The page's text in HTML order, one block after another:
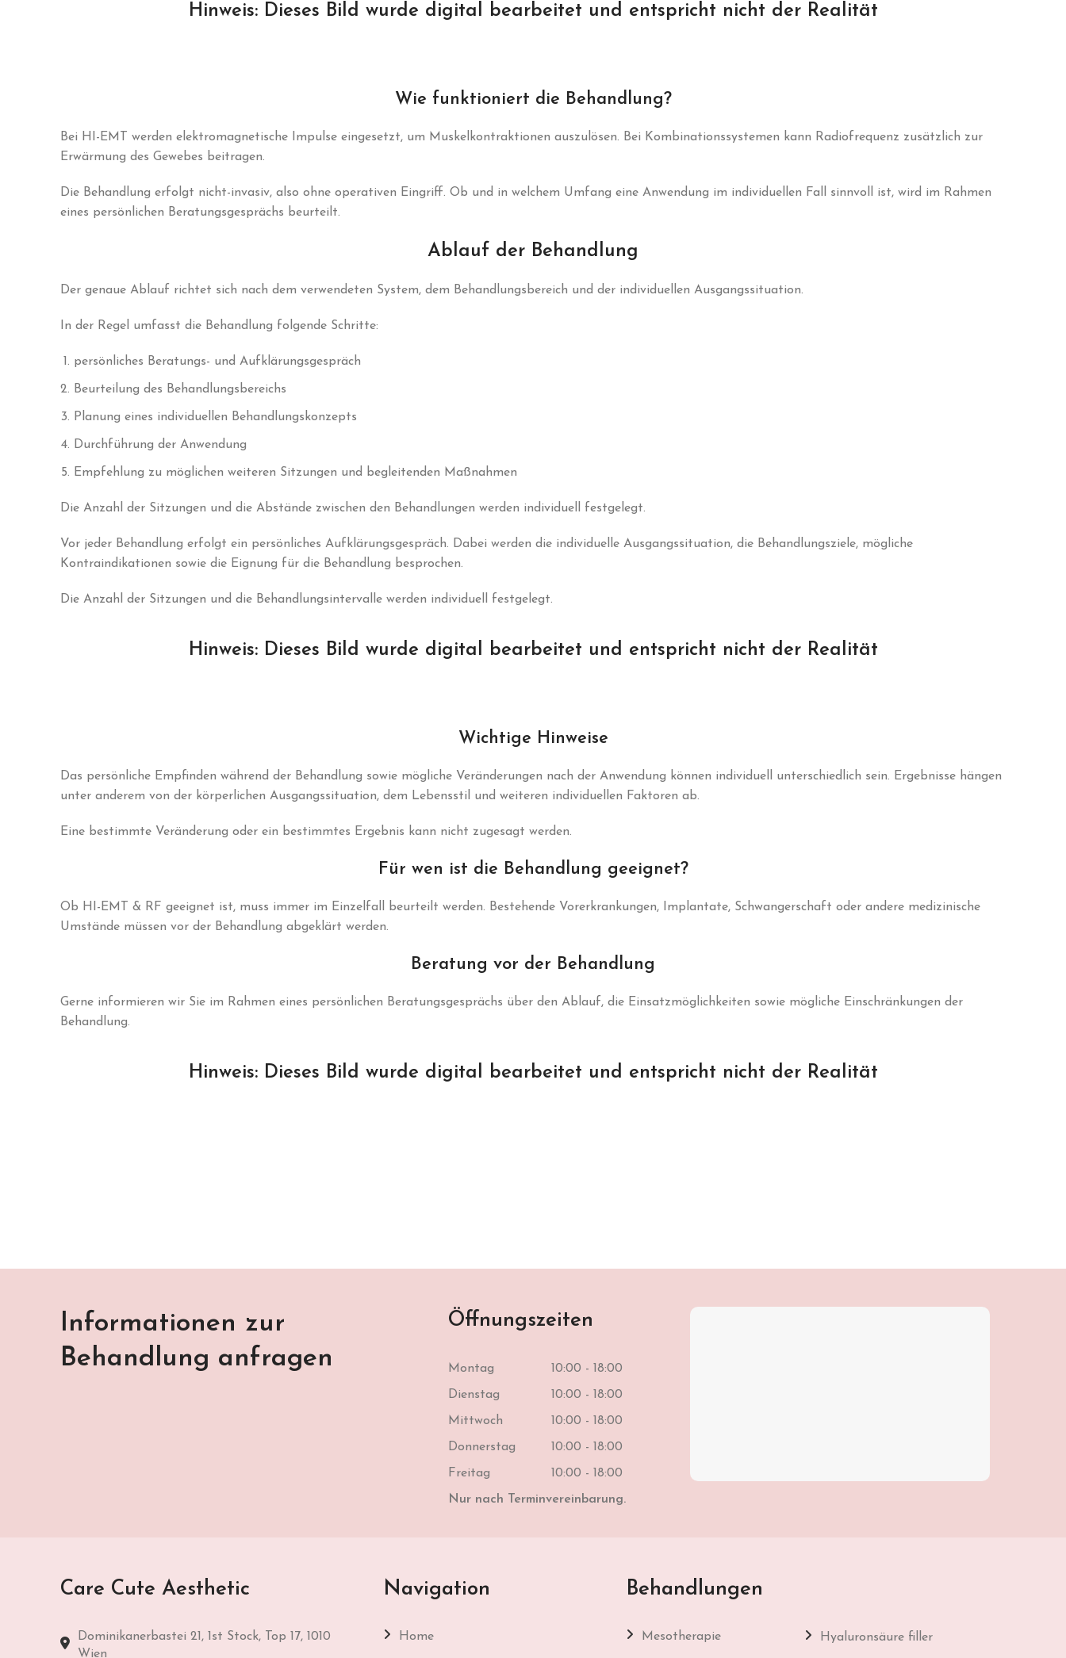
Hinweis: Dieses Bild wurde digital bearbeitet und entspricht nicht der Realität
Wie funktioniert die Behandlung?
Bei HI-EMT werden elektromagnetische Impulse eingesetzt, um Muskelkontraktionen auszulösen. Bei Kombinationssystemen kann Radiofrequenz zusätzlich zur
Erwärmung des Gewebes beitragen.
Die Behandlung erfolgt nicht-invasiv, also ohne operativen Eingriff. Ob und in welchem Umfang eine Anwendung im individuellen Fall sinnvoll ist, wird im Rahmen
eines persönlichen Beratungsgesprächs beurteilt.
Ablauf der Behandlung
Der genaue Ablauf richtet sich nach dem verwendeten System, dem Behandlungsbereich und der individuellen Ausgangssituation.
In der Regel umfasst die Behandlung folgende Schritte:
persönliches Beratungs- und Aufklärungsgespräch
Beurteilung des Behandlungsbereichs
Planung eines individuellen Behandlungskonzepts
Durchführung der Anwendung
Empfehlung zu möglichen weiteren Sitzungen und begleitenden Maßnahmen
Die Anzahl der Sitzungen und die Abstände zwischen den Behandlungen werden individuell festgelegt.
Vor jeder Behandlung erfolgt ein persönliches Aufklärungsgespräch. Dabei werden die individuelle Ausgangssituation, die Behandlungsziele, mögliche
Kontraindikationen sowie die Eignung für die Behandlung besprochen.
Die Anzahl der Sitzungen und die Behandlungsintervalle werden individuell festgelegt.
Hinweis: Dieses Bild wurde digital bearbeitet und entspricht nicht der Realität
Wichtige Hinweise
Das persönliche Empfinden während der Behandlung sowie mögliche Veränderungen nach der Anwendung können individuell unterschiedlich sein. Ergebnisse hängen
unter anderem von der körperlichen Ausgangssituation, dem Lebensstil und weiteren individuellen Faktoren ab.
Eine bestimmte Veränderung oder ein bestimmtes Ergebnis kann nicht zugesagt werden.
Für wen ist die Behandlung geeignet?
Ob HI-EMT & RF geeignet ist, muss immer im Einzelfall beurteilt werden. Bestehende Vorerkrankungen, Implantate, Schwangerschaft oder andere medizinische
Umstände müssen vor der Behandlung abgeklärt werden.
Beratung vor der Behandlung
Gerne informieren wir Sie im Rahmen eines persönlichen Beratungsgesprächs über den Ablauf, die Einsatzmöglichkeiten sowie mögliche Einschränkungen der
Behandlung.
Hinweis: Dieses Bild wurde digital bearbeitet und entspricht nicht der Realität
Informationen zur
Behandlung anfragen
Öffnungszeiten
Montag 10:00 - 18:00
Dienstag 10:00 - 18:00
Mittwoch 10:00 - 18:00
Donnerstag 10:00 - 18:00
Freitag 10:00 - 18:00
Nur nach Terminvereinbarung.
Care Cute Aesthetic
Dominikanerbastei 21, 1st Stock, Top 17, 1010
Wien
Navigation
Home
Behandlungen
Mesotherapie Hyaluronsäure filler